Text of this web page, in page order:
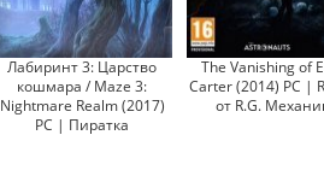
Лабиринт 3: Царство
кошмара / Maze 3:
Nightmare Realm (2017)
PC | Пиратка
The Vanishing of
Carter (2014) PC |
от R.G.